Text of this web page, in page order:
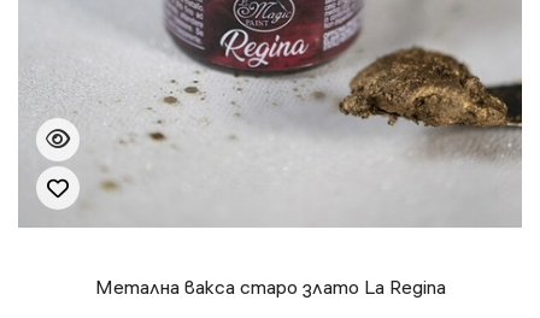
Метална вакса старо злато La Regina